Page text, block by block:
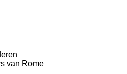
van Rome